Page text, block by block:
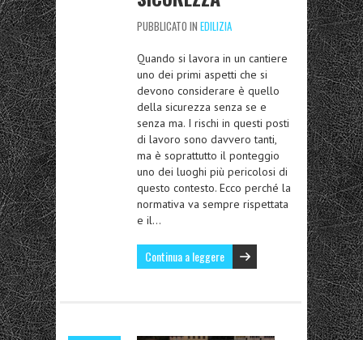
PUBBLICATO IN EDILIZIA
Quando si lavora in un cantiere
uno dei primi aspetti che si
devono considerare è quello
della sicurezza senza se e
senza ma. I rischi in questi posti
di lavoro sono davvero tanti,
ma è soprattutto il ponteggio
uno dei luoghi più pericolosi di
questo contesto. Ecco perché la
normativa va sempre rispettata
e il…
Continua a leggere